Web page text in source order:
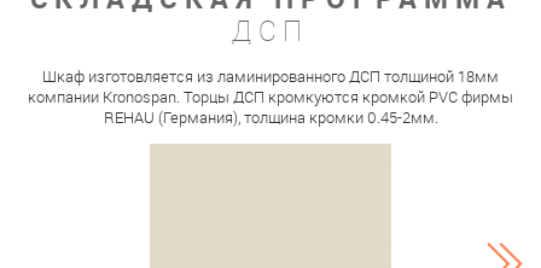
ДСП
Шкаф изготовляется из ламинированного ДСП толщиной 18мм
компании Kronospan. Торцы ДСП кромкуются кромкой PVC фирмы
REHAU (Германия), толщина кромки 0.45-2мм.